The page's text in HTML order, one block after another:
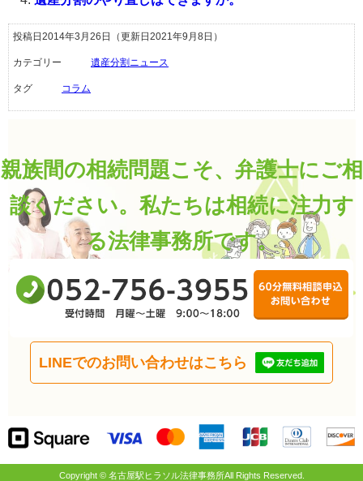
投稿日2014年3月26日 （更新日2021年9月8日）
カテゴリー 遺産分割ニュース
タグ コラム
親族間の相続問題こそ、弁護士にご相
談ください。私たちは相続に注力す
る法律事務所です。
LINEでのお問い合わせはこちら
Copyright © 名古屋駅ヒラソル法律事務所All Rights Reserved.